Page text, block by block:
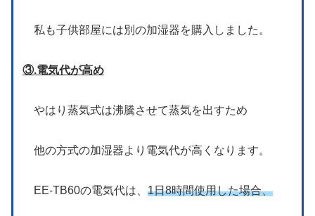
私も子供部屋には別の加湿器を購入しました。
③.電気代が高め
やはり蒸気式は沸騰させて蒸気を出すため
他の方式の加湿器より電気代が高くなります。
EE-TB60の電気代は、 1日8時間使用した場合、